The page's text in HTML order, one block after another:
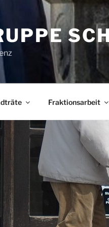
Fraktionsarbeit